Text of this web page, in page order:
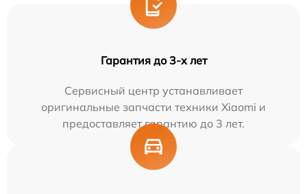
Гарантия до 3-х лет
Сервисный центр устанавливает
оригинальные запчасти техники Xiaomi и
предоставляет гарантию до 3 лет.